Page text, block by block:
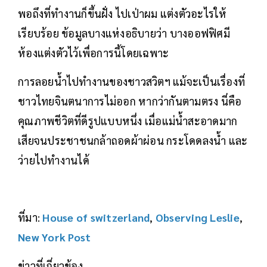
พอถึงที่ทำงานก็ขึ้นฝั่ง ไปเป่าผม แต่งตัวอะไรให้
เรียบร้อย ข้อมูลบางแห่งอธิบายว่า บางออฟฟิศมี
ห้องแต่งตัวไว้เพื่อการนี้โดยเฉพาะ
การลอยน้ำไปทำงานของชาวสวิตฯ แม้จะเป็นเรื่องที่
ชาวไทยจินตนาการไม่ออก หากว่ากันตามตรง นี่คือ
คุณภาพชีวิตที่ดีรูปแบบหนึ่ง เมื่อแม่น้ำสะอาดมาก
เสียจนประชาชนกล้าถอดผ้าผ่อน กระโดดลงน้ำ และ
ว่ายไปทำงานได้
ที่มา: House of switzerland, Observing Leslie,
New York Post